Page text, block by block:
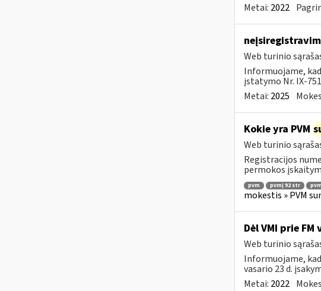
Metai: 2022
Web turinio
Informuojame,
įstatymo Nr. IX-751
Metai: 2025
Kokie yra PVM
Web turinio
Registracijos
permokos
pvm pvmį 92 str
mokestis » PVM
Dėl VMI prie
Web turinio
Informuojame,
vasario 23 d.
Metai: 2022